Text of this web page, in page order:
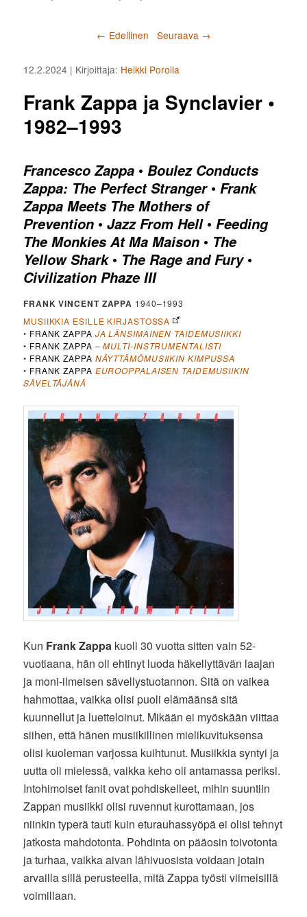
Artikkelien selaus
← Edellinen Seuraava →
Frank Zappa ja Synclavier •
1982–1993
12.2.2024 | Kirjoittaja: Heikki Poroila
Francesco Zappa • Boulez Conducts
Zappa: The Perfect Stranger•Frank
Zappa Meets The Mothers of
Prevention •Jazz From Hell•Feeding
The Monkies At Ma Maison • The
Yellow Shark• The Rage and Fury•
Civilization Phaze III
FRANK VINCENT ZAPPA 1940–1993
MUSIIKKIA ESILLE KIRJASTOSSA
• FRANK ZAPPA JA LÄNSIMAINEN TAIDEMUSIIKKI
• FRANK ZAPPA –MULTI-INSTRUMENTALISTI
• FRANK ZAPPA NÄYTTÄMÖMUSIIKIN KIMPUSSA
• FRANK ZAPPA EUROOPPALAISEN TAIDEMUSIIKIN
SÄVELTÄJÄNÄ
Kun Frank Zappa kuoli 30 vuotta sitten vain 52-
vuotiaana, hän oli ehtinyt luoda häkellyttävän laajan
ja moni-ilmeisen sävellystuotannon. Sitä on vaikea
hahmottaa, vaikka olisi puoli elämäänsä sitä
kuunnellut ja luetteloinut. Mikään ei myöskään viittaa
siihen, että hänen musiikillinen mielikuvituksensa
olisi kuoleman varjossa kuihtunut. Musiikkia syntyi ja
uutta oli mielessä, vaikka keho oli antamassa periksi.
Intohimoiset fanit ovat pohdiskelleet, mihin suuntiin
Zappan musiikki olisi ruvennut kurottamaan, jos
niinkin typerä tauti kuin eturauhassyöpä ei olisi tehnyt
jatkosta mahdotonta. Pohdinta on pääosin toivotonta
ja turhaa, vaikka aivan lähivuosista voidaan jotain
arvailla sillä perusteella, mitä Zappa työsti viimeisillä
voimillaan.